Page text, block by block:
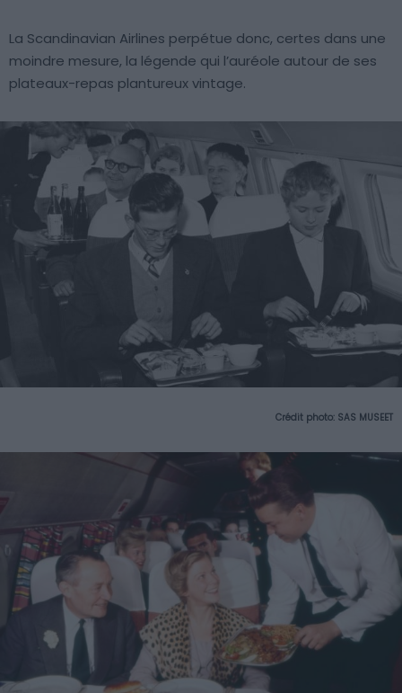
La Scandinavian Airlines perpétue donc, certes dans une
moindre mesure, la légende qui l’auréole autour de ses
plateaux-repas plantureux vintage.
Crédit photo: SAS MUSEET